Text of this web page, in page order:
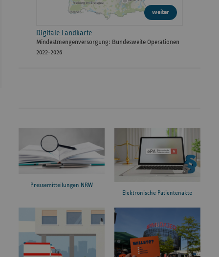
weiter
Digitale Landkarte
Mindestmengenversorgung: Bundesweite Operationen
2022-2026
Pressemitteilungen NRW
Elektronische Patientenakte